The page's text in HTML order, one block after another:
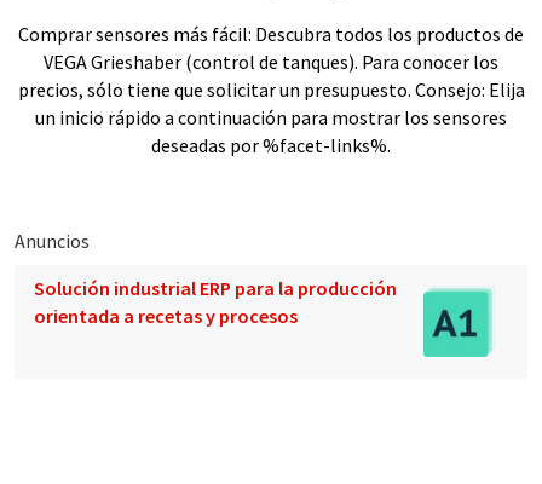
Comprar sensores más fácil: Descubra todos los productos de
VEGA Grieshaber (control de tanques). Para conocer los
precios, sólo tiene que solicitar un presupuesto. Consejo: Elija
un inicio rápido a continuación para mostrar los sensores
deseadas por %facet-links%.
Anuncios
Solución industrial ERP para la producción
orientada a recetas y procesos